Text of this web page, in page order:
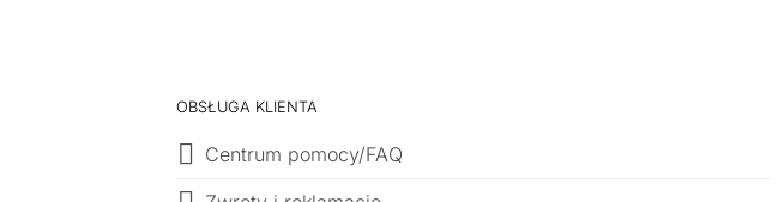
OBSŁUGA KLIENTA
Centrum pomocy/FAQ